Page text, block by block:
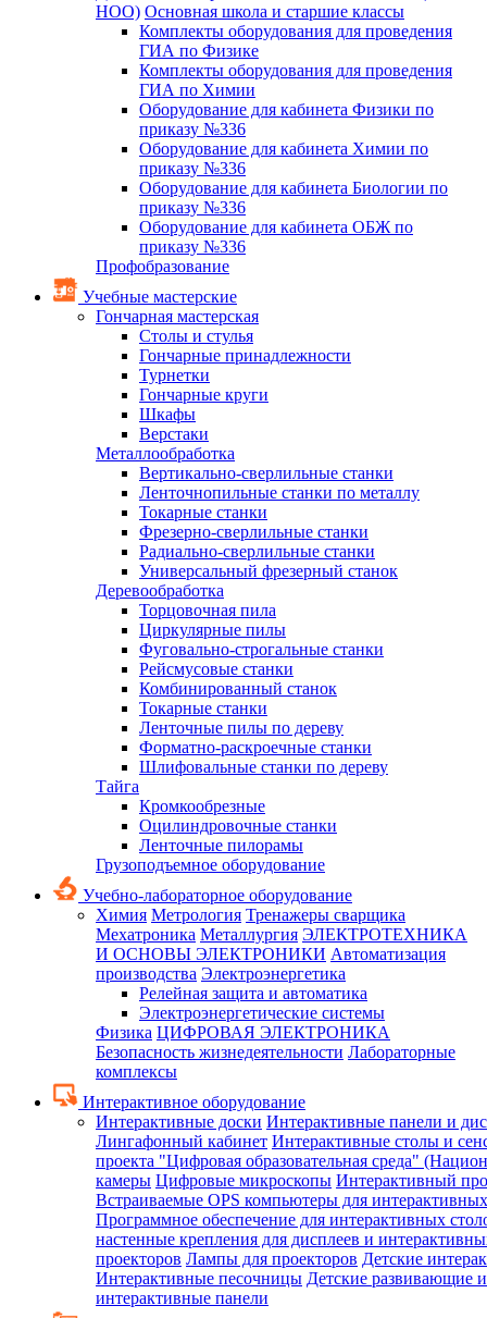
НОО) Основная школа и старшие классы
Комплекты оборудования для проведения
ГИА по Физике
Комплекты оборудования для проведения
ГИА по Химии
Оборудование для кабинета Физики по
приказу №336
Оборудование для кабинета Химии по
приказу №336
Оборудование для кабинета Биологии по
приказу №336
Оборудование для кабинета ОБЖ по
приказу №336
Профобразование
Учебные мастерские
Гончарная мастерская
Столы и стулья
Гончарные принадлежности
Турнетки
Гончарные круги
Шкафы
Верстаки
Металлообработка
Вертикально-сверлильные станки
Ленточнопильные станки по металлу
Токарные станки
Фрезерно-сверлильные станки
Радиально-сверлильные станки
Универсальный фрезерный станок
Деревообработка
Торцовочная пила
Циркулярные пилы
Фуговально-строгальные станки
Рейсмусовые станки
Комбинированный станок
Токарные станки
Ленточные пилы по дереву
Форматно-раскроечные станки
Шлифовальные станки по дереву
Тайга
Кромкообрезные
Оцилиндровочные станки
Ленточные пилорамы
Грузоподъемное оборудование
Учебно-лабораторное оборудование
Химия Метрология Тренажеры сварщика
Мехатроника Металлургия ЭЛЕКТРОТЕХНИКА
И ОСНОВЫ ЭЛЕКТРОНИКИ Автоматизация
производства Электроэнергетика
Релейная защита и автоматика
Электроэнергетические системы
Физика ЦИФРОВАЯ ЭЛЕКТРОНИКА
Безопасность жизнедеятельности Лабораторные
комплексы
Интерактивное оборудование
Интерактивные доски Интерактивные панели и
Лингафонный кабинет Интерактивные столы и
проекта "Цифровая образовательная среда"
камеры Цифровые микроскопы Интерактивный
Встраиваемые OPS компьютеры для
Программное обеспечение для интерактивных
настенные крепления для дисплеев и
проекторов Лампы для проекторов Детские
Интерактивные песочницы Детские развивающие
интерактивные панели